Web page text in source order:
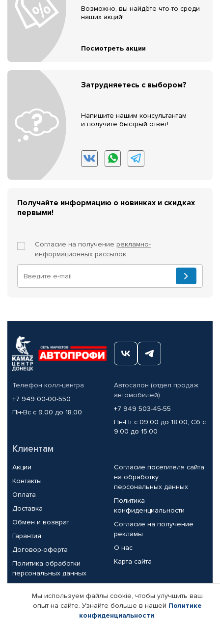
Возможно, вы найдёте что-то среди
наших акций!
Посмотреть акции
Затрудняетесь с выбором?
Напишите нашим консультантам
и получите быстрый ответ!
Получайте информацию о новинках и скидках
первыми!
Согласие на получение рекламно-
информационных рассылок
Телефон колл-центра
+7 949 00-00-550
Пн-Вс с 9.00 до 18.00
Автосалон (отдел продаж
автомобилей)
+7 949 503-45-55
Пн-Пт с 09.00 до 18.00, Сб с
9.00 до 15.00
Клиентам
Акции
Контакты
Оплата
Доставка
Обмен и возврат
Гарантия
Договор-оферта
Политика обработки
персональных данных
Согласие посетителя сайта
на обработку
персональных данных
Политика
конфиденциальности
Согласие на получение
рекламы
О нас
Карта сайта
Партнерам
Корпоративным клиентам
Реквизиты компании
Мы используем файлы cookie, чтобы улучшить ваш
опыт на сайте. Узнайте больше в нашей Политике
конфиденциальности.